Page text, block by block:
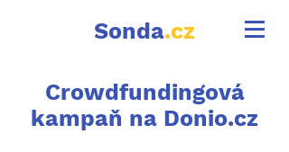
Sonda.cz
Crowdfundingová
kampaň na Donio.cz